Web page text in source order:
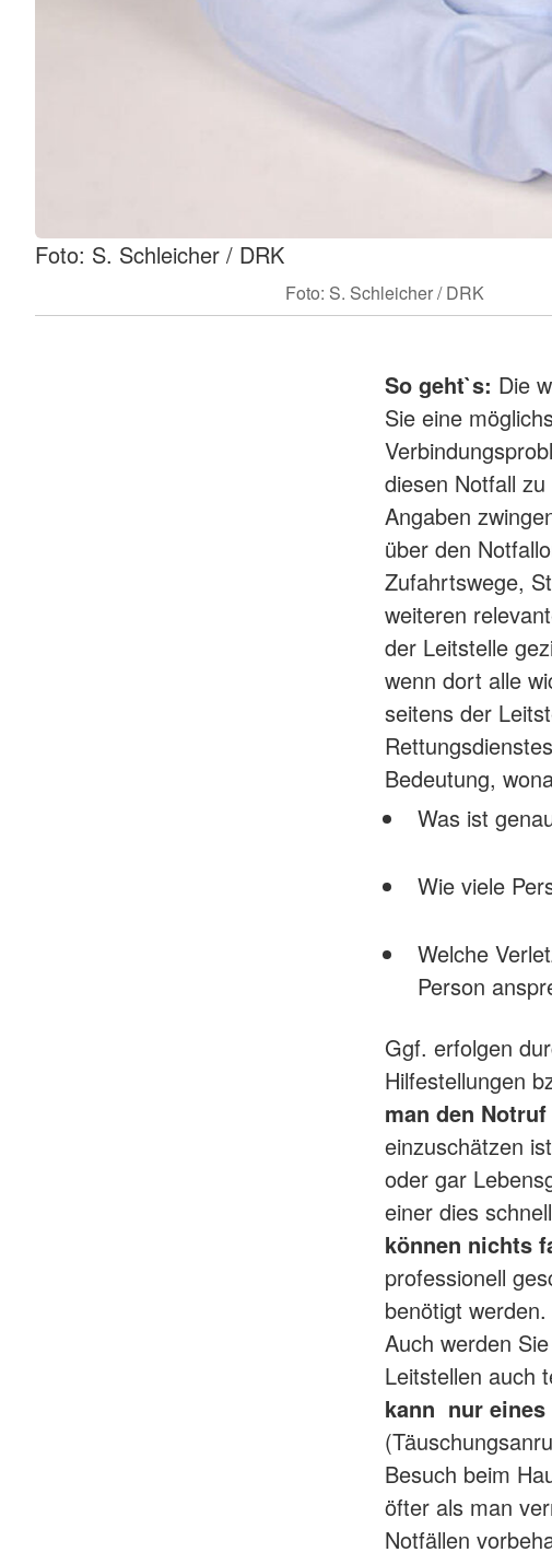
Foto: S. Schleicher / DRK
Foto: S. Schleicher / DRK
So geht`s: Die
Sie eine
diesen Notfall
Angaben
über den
Zufahrtswege,
weiteren
der Leitstelle
wenn dort alle
seitens der
Bedeutung,
Was ist
Wie viele
Welche
Person
Ggf. erfolgen
Hilfestellungen
man den Notruf
einzuschätzen
oder gar
einer dies
können nichts
professionell
benötigt
Auch werden
Leitstellen auch
kann nur
Besuch beim
öfter als man
Notfällen